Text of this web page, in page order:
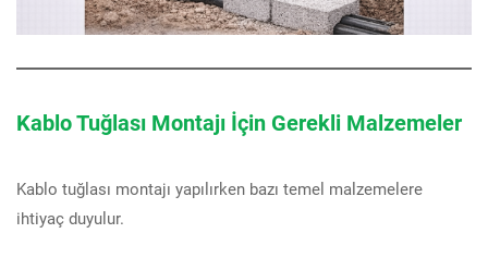
Kablo Tuğlası Montajı İçin Gerekli Malzemeler
Kablo tuğlası montajı yapılırken bazı temel malzemelere
ihtiyaç duyulur.